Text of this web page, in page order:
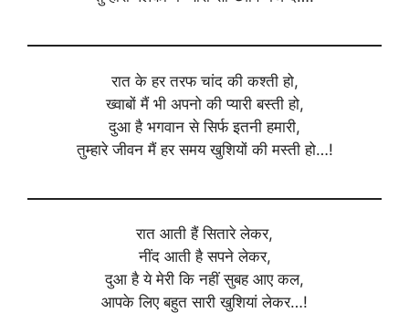
रात के हर तरफ चांद की कश्ती हो,
ख्वाबों मैं भी अपनो की प्यारी बस्ती हो,
दुआ है भगवान से सिर्फ इतनी हमारी,
तुम्हारे जीवन मैं हर समय खुशियों की मस्ती हो…!
रात आती हैं सितारे लेकर,
नींद आती है सपने लेकर,
दुआ है ये मेरी कि नहीं सुबह आए कल,
आपके लिए बहुत सारी खुशियां लेकर…!